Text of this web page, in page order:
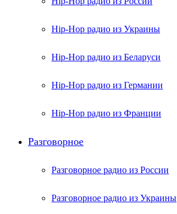
Hip-Hop радио из Украины
Hip-Hop радио из Беларуси
Hip-Hop радио из Германии
Hip-Hop радио из Франции
Разговорное
Разговорное радио из России
Разговорное радио из Украины